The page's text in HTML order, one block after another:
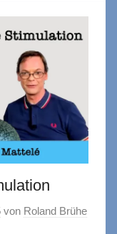
von Roland Brühe